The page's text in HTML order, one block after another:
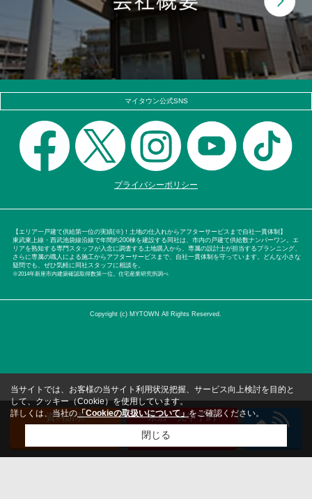
マイタウン公式SNS
プライバシーポリシー
【エリア一戸建て供給第一位の実績(※)！土地の仕入れからアフターサービスまで自社一貫体制】
東武東上線・西武池袋線沿線で年間約200棟を建設する同社は、市内の戸建て供給数ナンバーワン。エ
リアを熟知する専門スタッフが入念に調査する土地購入から、専属の設計士が担当するプランニング、
さらに専属の職人による施工からアフターサービスまで、自社一貫体制を守っています。どんな小さな
疑問でも、ぜひ気軽に同社スタッフに相談を。
※2014年新座市内建築確認取得数第一位。住宅産業研究所調べ
Copyright (c) MYTOWN All Rights Reserved.
資料請求
来店・見学予約
（無料）
当サイトでは、お客様の当サイト利用状況把握、サービス向上検討を目的と
して、クッキー（Cookie）を使用しています。
詳しくは、当社の「Cookieの取扱いについて」をご確認ください。
閉じる